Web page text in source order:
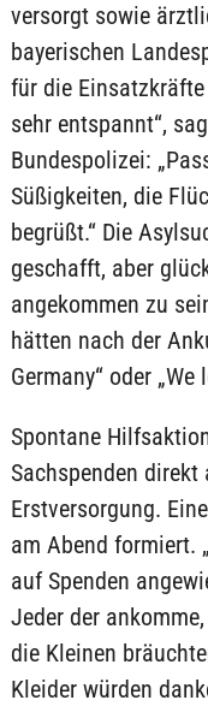
versorgt sowie
bayerischen
für die
sehr entspannt“,
Bundespolizei:
Süßigkeiten, die
begrüßt.“ Die
geschafft, aber
angekommen zu
hätten nach der
Germany“ oder
Spontane
Sachspenden
Erstversorgung.
am Abend formiert.
auf Spenden
Jeder der
die Kleinen
Kleider würden